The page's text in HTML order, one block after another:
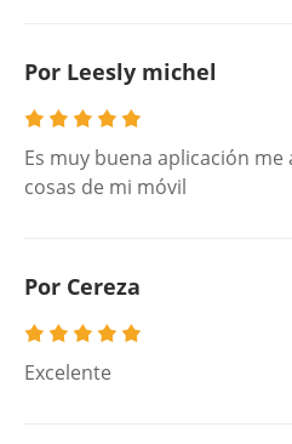
Por Leesly michel
Es muy buena aplicación
cosas de mi móvil
Por Cereza
Excelente